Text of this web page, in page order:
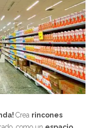
Crea rincones